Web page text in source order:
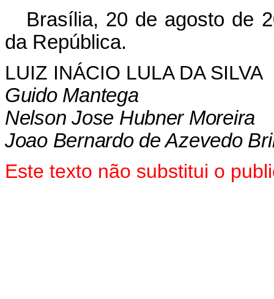
Brasília, 20 de agosto de
da República.
LUIZ INÁCIO LULA DA SILVA
Guido Mantega
Nelson Jose Hubner Moreira
Joao Bernardo de Azevedo
Este texto não substitui o